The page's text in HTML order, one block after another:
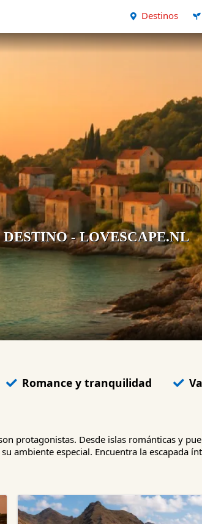
Destinos
DESTINO - LOVESCAPE.NL
Romance y tranquilidad
protagonistas. Desde islas románticas y
ambiente especial. Encuentra la escapada